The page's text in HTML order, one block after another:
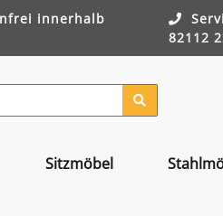
innerhalb
82112
Sitzmöbel